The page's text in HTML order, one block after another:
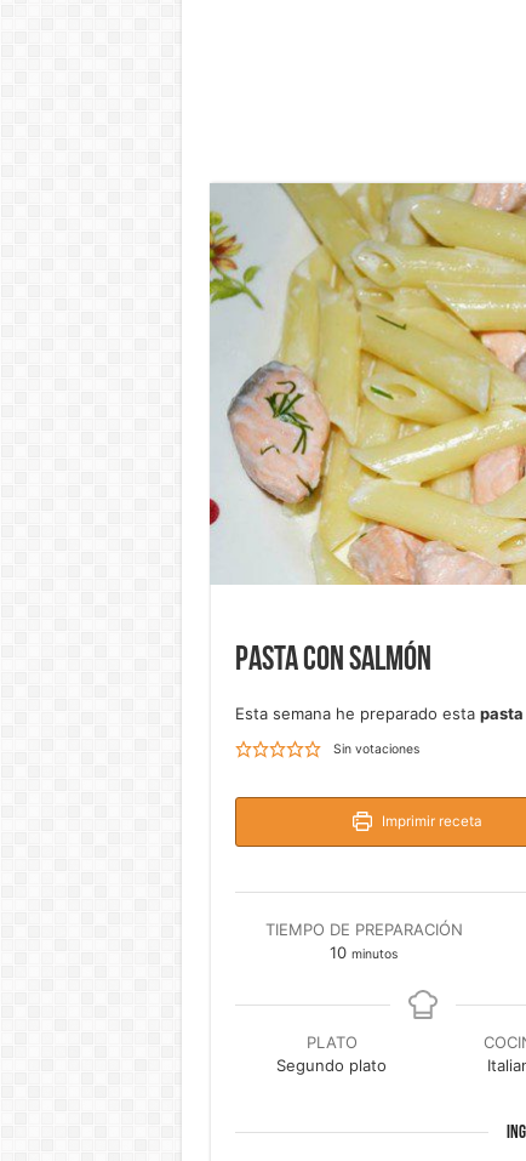
Pasta con salmón
Esta semana he preparado esta
Sin votaciones
Imprimir receta
TIEMPO DE PREPARACIÓN
10minutos
minutos
PLATO
Segundo plato